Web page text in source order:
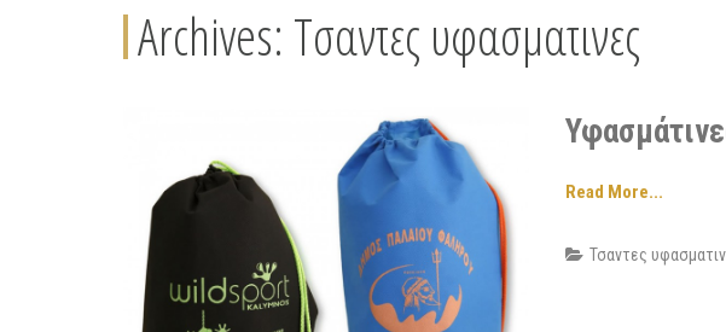
Archives: Τσαντες υφασματινες
Read More...
Τσαντες